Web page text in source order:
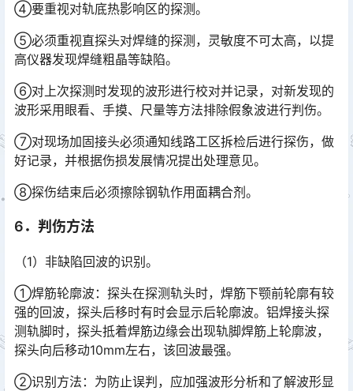
④要重视对轨底热影响区的探测。
⑤必须重视直探头对焊缝的探测，灵敏度不可太高，以提
高仪器发现焊缝粗晶等缺陷。
⑥对上次探测时发现的波形进行校对并记录，对新发现的
波形采用眼看、手摸、尺量等方法排除假象波进行判伤。
⑦对现场加固接头必须通知线路工区拆检后进行探伤，做
好记录，并根据伤损发展情况提出处理意见。
⑧探伤结束后必须擦除钢轨作用面耦合剂。
6．判伤方法
（1）非缺陷回波的识别。
①焊筋轮廓波：探头在探测轨头时，焊筋下颚前轮廓有较
强的回波，探头后移时有时会显示后轮廓波。铝焊接头探
测轨脚时，探头抵着焊筋边缘会出现轨脚焊筋上轮廓波，
探头向后移动10mm左右，该回波最强。󠅅󠅃󠄵󠅂󠄪󠇖󠆨󠆨󠇕󠆞󠆒󠅬󠇘󠆭󠆘󠇙󠆝󠅵󠇗󠆭󠆁󠄐󠇗󠅹󠅸󠇖󠆍󠅳󠇖󠅹󠅰󠇖󠆌󠅹
②识别方法：为防止误判，应加强波形分析和了解波形显